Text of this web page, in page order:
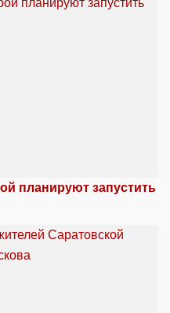
планируют запустить